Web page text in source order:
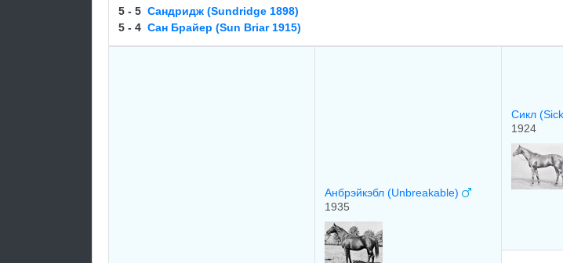
5 - 5 Сандридж (Sundridge 1898)
5 - 4 Сан Брайер (Sun Briar 1915)
Aнбpэйкэбл (Unbreakable)
1935
Cикл
1924